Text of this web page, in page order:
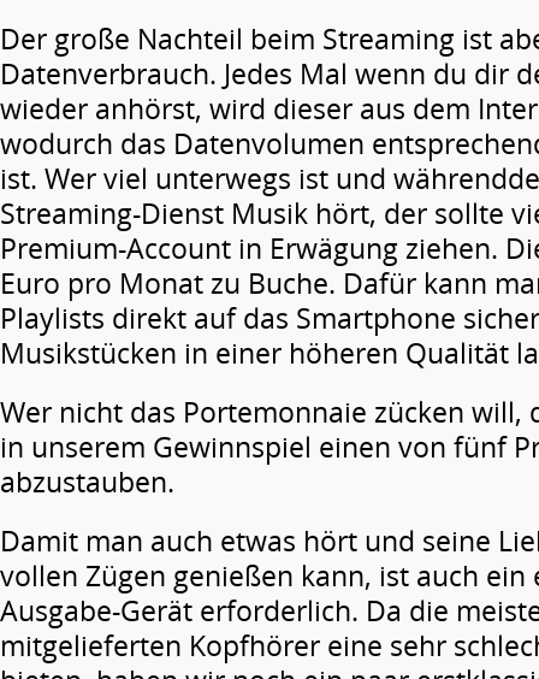
Der große Nachteil beim Streaming ist
Datenverbrauch. Jedes Mal wenn du dir
wieder anhörst, wird dieser aus dem
wodurch das Datenvolumen
ist. Wer viel unterwegs ist und
Streaming-Dienst Musik hört, der sollte
Premium-Account in Erwägung ziehen.
Euro pro Monat zu Buche. Dafür kann
Playlists direkt auf das Smartphone
Musikstücken in einer höheren Qualität
Wer nicht das Portemonnaie zücken will,
in unserem Gewinnspiel einen von fünf
abzustauben.
Damit man auch etwas hört und seine
vollen Zügen genießen kann, ist auch ein
Ausgabe-Gerät erforderlich. Da die
mitgelieferten Kopfhörer eine sehr